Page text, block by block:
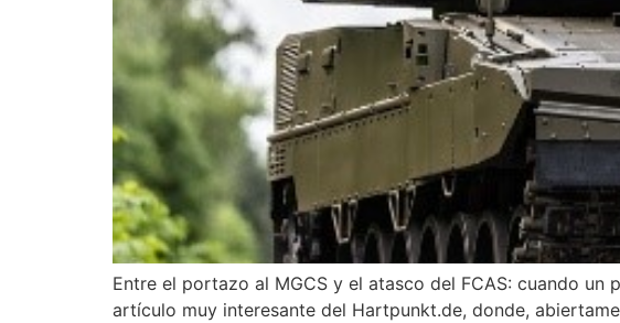
Entre el portazo al MGCS y el atasco del FCAS: cuando
artículo muy interesante del Hartpunkt.de, donde,